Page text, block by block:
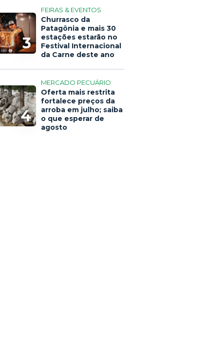
3
FEIRAS & EVENTOS
Churrasco da
Patagônia e mais 30
estações estarão no
Festival Internacional
da Carne deste ano
4
MERCADO PECUÁRIO
Oferta mais restrita
fortalece preços da
arroba em julho; saiba
o que esperar de
agosto